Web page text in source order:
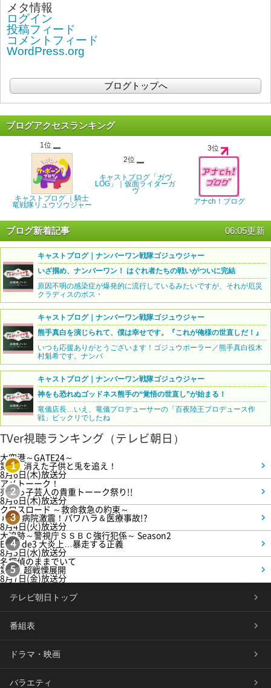
メタ情報
ログイン
投稿フィード
コメントフィード
WordPress.org
ブログトップへ
ブログアクセスランキング
1位
キャストブログ ｜騎士
竜戦隊リュウソウジャー
2位
キャストブログ「ガヴ
LOG」｜仮面ライダーガ
ヴ
3位
アナch！ブログ
ブログ新着記事 06:05更新
キャストブログ｜ナンバーワン戦隊ゴジュウジャー
いざ掴め、ナンバーワン！ はぐれ者たちの戦いがついに完結
原因不明の感染症が爆発的に流行しているみたいですが、それが厄災
クラディスのボス・
キャストブログ｜ナンバーワン戦隊ゴジュウジャー
熊手真白を演じられて、僕は幸せです。『これが俺様の世直しだ！』
いつも応援ありがとうございます！ゴジュウポーラー／熊手真白役木
村魁希です。ナンバ
キャストブログ｜ナンバーワン戦隊ゴジュウジャー
神をも恐れぬゴッドネス熊手の“覚悟の世直し”が始まる！
竜儀店長…いえ、竜儀プロデューサーの「百夜陸王プロデュース作
戦」ビックリでしたね
TVer視聴ランキング（テレビ朝日）
1
大空港～GATE24～
第3話 消えた子供と兎を追え！
8月6日(木)放送分
2
アメトーーク！
売れっ子芸人の貴重トーーク祭り!!
8月6日(木)放送分
3
クロスロード ～救命救急の約束～
＃5 病院激震！パワハラ＆医療事故!?
8月4日(火)放送分
4
大追跡～警視庁ＳＳＢＣ強行犯係～ Season2
Episode3 大炎上…暴走する正義
8月5日(水)放送分
5
名探偵のままでいて
第4話 超戦慄展開
8月7日(金)放送分
テレビ朝日トップ
番組表
ドラマ・映画
バラエティ